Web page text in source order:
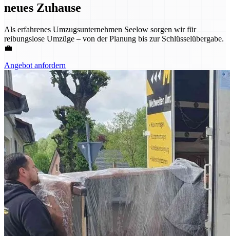
neues Zuhause
Als erfahrenes Umzugsunternehmen Seelow sorgen wir für
reibungslose Umzüge – von der Planung bis zur Schlüsselübergabe.
💼
Angebot anfordern